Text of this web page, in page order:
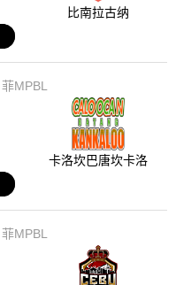
比南拉古纳
菲MPBL
卡洛坎巴唐坎卡洛
菲MPBL